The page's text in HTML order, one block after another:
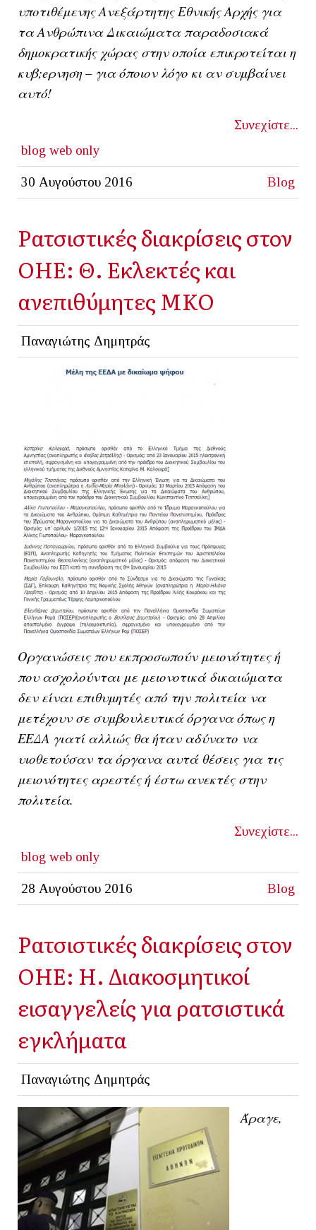
υποτιθέμενης Ανεξάρτητης Εθνικής Αρχής για
τα Ανθρώπινα Δικαιώματα παραδοσιακά
δημοκρατικής χώρας στην οποία επικροτείται η
κυβ;eρνηση – για όποιον λόγο κι αν συμβαίνει
αυτό!
Συνεχίστε...
blog web only
30 Αυγούστου 2016 Blog
Ρατσιστικές διακρίσεις στον
ΟΗΕ: Θ. Εκλεκτές και
ανεπιθύμητες ΜΚΟ
Παναγιώτης Δημητράς
Οργανώσεις που εκπροσωπούν μειονότητες ή
που ασχολούνται με μειονοτικά δικαιώματα
δεν είναι επιθυμητές από την πολιτεία να
μετέχουν σε συμβουλευτικά όργανα όπως η
ΕΕΔΑ γιατί αλλιώς θα ήταν αδύνατο να
υιοθετούσαν τα όργανα αυτά θέσεις για τις
μειονότητες αρεστές ή έστω ανεκτές στην
πολιτεία.
Συνεχίστε...
blog web only
28 Αυγούστου 2016 Blog
Ρατσιστικές διακρίσεις στον
ΟΗΕ: Η. Διακοσμητικοί
εισαγγελείς για ρατσιστικά
εγκλήματα
Παναγιώτης Δημητράς
Άραγε,